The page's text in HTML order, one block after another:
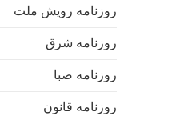
روزنامه رویش ملت
روزنامه شرق
روزنامه صبا
روزنامه قانون